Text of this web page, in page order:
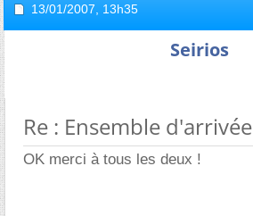
13/01/2007, 13h35
Seirios
Re : Ensemble d'arrivée
OK merci à tous les deux !